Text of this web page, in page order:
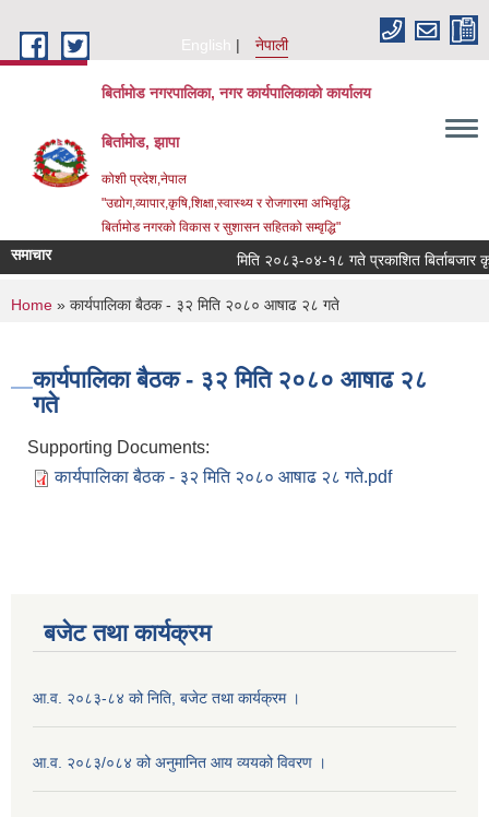
English
नेपाली
बिर्तामोड नगरपालिका, नगर कार्यपालिकाको कार्यालय
बिर्तामोड, झापा
कोशी प्रदेश,नेपाल
"उद्योग,व्यापार,कृषि,शिक्षा,स्वास्थ्य र रोजगारमा अभिवृद्धि
बिर्तामोड नगरको विकास र सुशासन सहितको सम्वृद्धि"
समाचार मिति २०८३-०४-१८ गते प्रकाशित बिर्ताबजार
You are here
Home » कार्यपालिका बैठक - ३२ मिति २०८० आषाढ २८ गते
कार्यपालिका बैठक - ३२ मिति २०८० आषाढ २८
गते
Supporting Documents:
कार्यपालिका बैठक - ३२ मिति २०८० आषाढ २८ गते.pdf
बजेट तथा कार्यक्रम
आ.व. २०८३-८४ को निति, बजेट तथा कार्यक्रम ।
आ.व. २०८३/०८४ को अनुमानित आय व्ययको विवरण ।